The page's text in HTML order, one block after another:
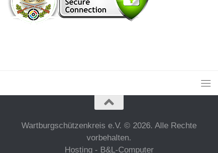
Wartburgschützenkreis e.V. © 2026. Alle Rechte
vorbehalten.
Hosting - B&L-Computer